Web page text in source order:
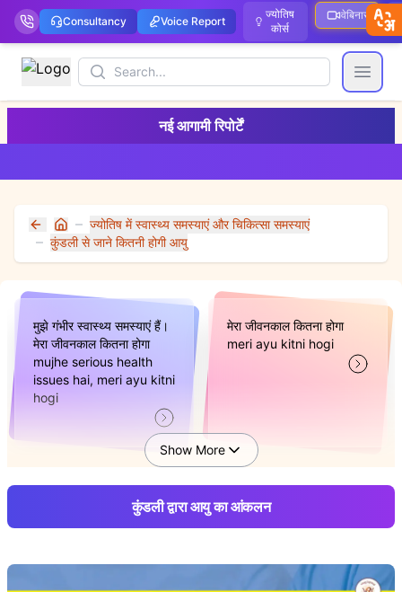
Consultancy Voice Report
ज्योतिष
कोर्स
वेबिनार
Search
Open
नई आगामी रिपोर्टें
Home ज्योतिष में स्वास्थ्य समस्याएं और चिकित्सा समस्याएं
कुंडली से जाने कितनी होगी आयु
मुझे गंभीर स्वास्थ्य समस्याएं हैं।
मेरा जीवनकाल कितना होगा
mujhe serious health
issues hai, meri ayu kitni
hogi
मेरा जीवनकाल कितना होगा
meri ayu kitni hogi
क्या मेरी आयु कम है? पेरेंट्स की
जल्दी मृत्यु का ज्योतिषीय कारण
परिवार में पुरुषों की जल्दी मृत्यु –
क्या मेरे साथ भी होगा? ज्योतिषीय
Show More
कुंडली द्वारा आयु का आंकलन